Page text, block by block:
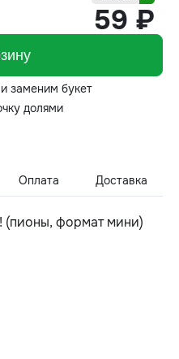
59 ₽
заменим букет
долями
Оплата Доставка
(пионы, формат мини)